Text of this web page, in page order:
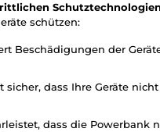
schützen:
Beschädigungen der
sicher, dass Ihre Geräte
dass die Powerbank